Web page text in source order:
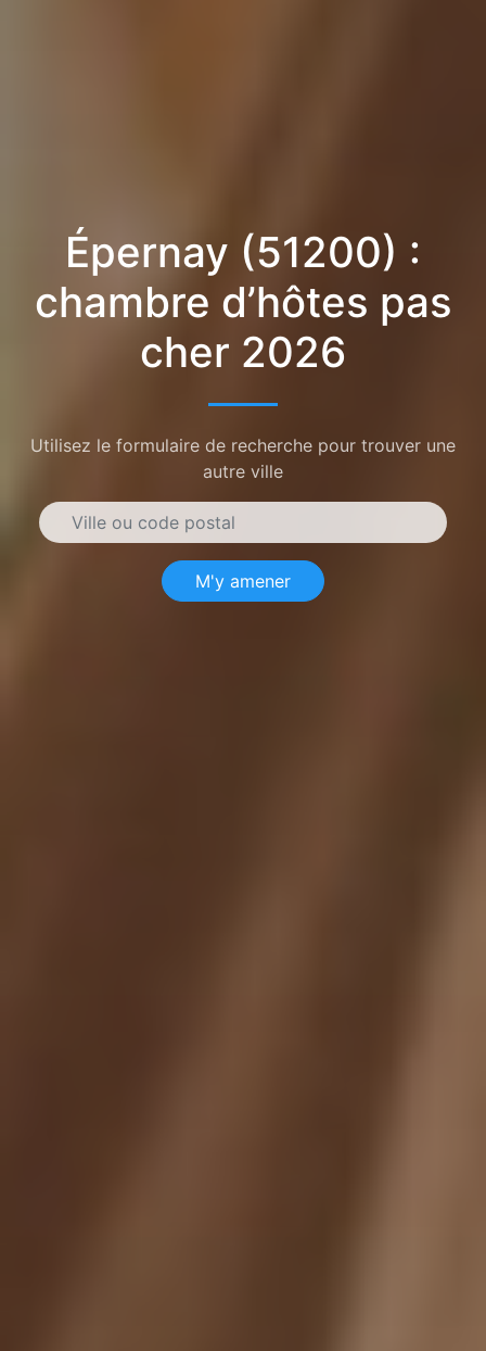
Épernay (51200) :
chambre d’hôtes pas
cher 2026
Utilisez le formulaire de recherche pour trouver une
autre ville
M'y amener